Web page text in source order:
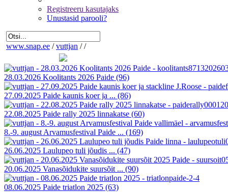
Registreeru kasutajaks
Unustasid parooli?
www.snap.ee / vuttjan / /
28.03.2026 Koolitants 2026 Paide (96)
27.09.2025 Paide kaunis koer ja ... (86)
22.08.2025 Paide rally 2025 linnakatse (60)
8.-9. august Arvamusfestival Paide ... (169)
26.06.2025 Laulupeo tuli jõudis ... (47)
20.06.2025 Vanasõidukite suursõit ... (90)
08.06.2025 Paide triatlon 2025 (63)